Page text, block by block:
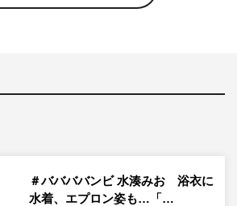
ババババンビ。活動開始から2周年を
の7人全員で「グラビアザテレビジ
メンバー7人の個別インタビューが
青色担当・水湊みおのインタビュー
湊みお インタビュー
＃ババババンビ 水湊みお 浴衣に
水着、エプロン姿も…「…